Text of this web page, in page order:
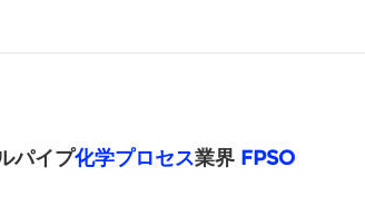
パイプ化学プロセス業界 FPSO